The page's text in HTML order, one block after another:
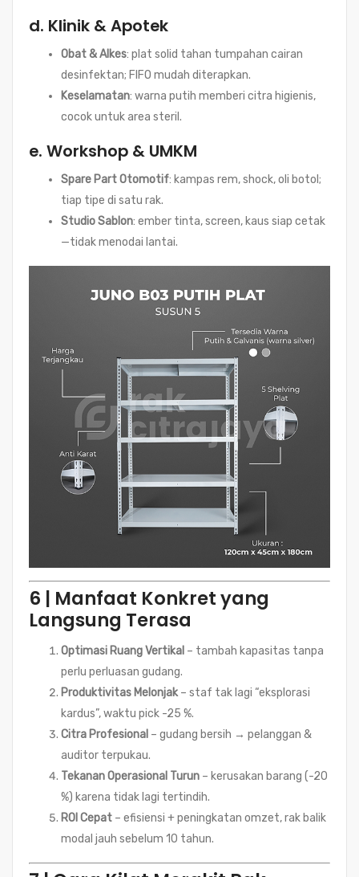
d. Klinik & Apotek
Obat & Alkes: plat solid tahan tumpahan cairan
desinfektan; FIFO mudah diterapkan.
Keselamatan: warna putih memberi citra higienis,
cocok untuk area steril.
e. Workshop & UMKM
Spare Part Otomotif: kampas rem, shock, oli botol;
tiap tipe di satu rak.
Studio Sablon: ember tinta, screen, kaus siap cetak
—tidak menodai lantai.
6 | Manfaat Konkret yang
Langsung Terasa
Optimasi Ruang Vertikal – tambah kapasitas tanpa
perlu perluasan gudang.
Produktivitas Melonjak– staf tak lagi “eksplorasi
kardus”, waktu pick -25 %.
Citra Profesional – gudang bersih → pelanggan &
auditor terpukau.
Tekanan Operasional Turun – kerusakan barang (-20
%) karena tidak lagi tertindih.
ROI Cepat – efisiensi + peningkatan omzet, rak balik
modal jauh sebelum 10 tahun.